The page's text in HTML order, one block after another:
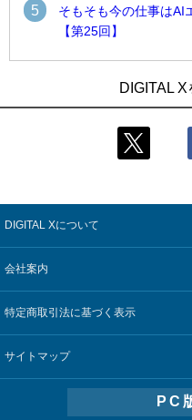
5
そもそも今の仕事はAI
【第25回】
技術を使う抽出方法の研
Umios、消費者起点の販
【COMPUTEX 2026：
湾サプライチェーン、英
コスモ石油、製油所の設
5 フィジカルAIが迫る“人
合基盤を本格稼働
鹿島建設、鋼管柱へのコ
AIを遠隔監視システムに
近大病院と中外製薬、治
技術を使う抽出方法の研
そもそも今の仕事はAIエ
5
製造業の現場の暗黙知を
管理基盤、LIGHTzが提供
DIGITAL
DIGITAL Xについて
会社案内
特定商取引法に基づく表示
サイトマップ
PC